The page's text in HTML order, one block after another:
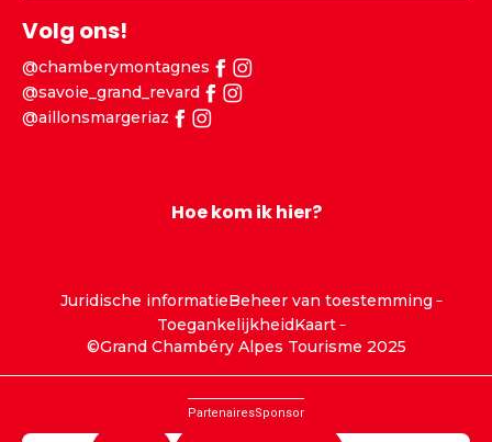
Volg ons!
@chamberymontagnes
@savoie_grand_revard
@aillonsmargeriaz
Hoe kom ik hier?
Juridische informatieBeheer van toestemming
ToegankelijkheidKaart
©Grand Chambéry Alpes Tourisme 2025
PartenairesSponsor